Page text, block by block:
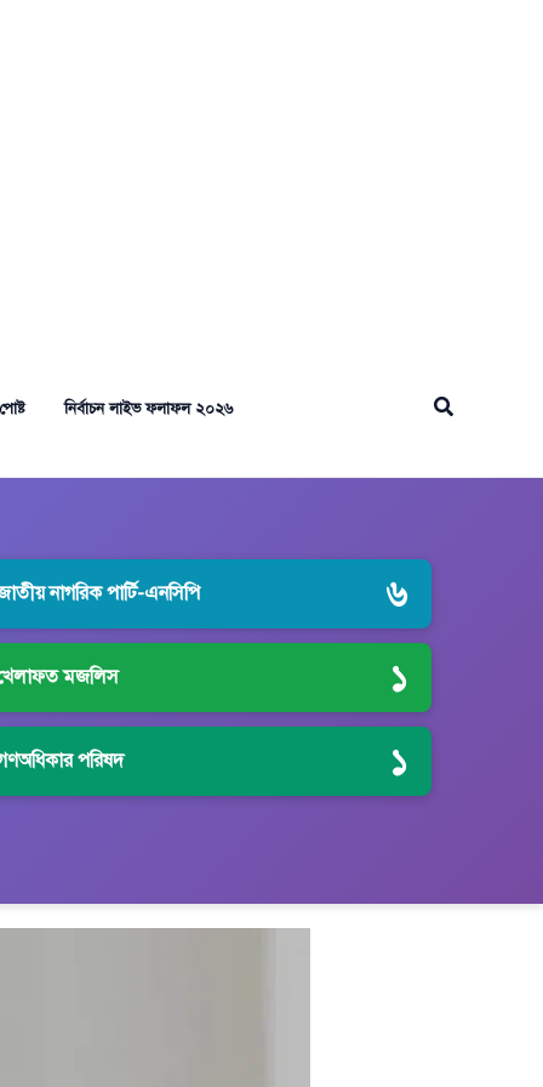
নির্বাচন লাইভ ফলাফল ২০২৬ Search
নাগরিক পার্টি-এনসিপি ৬
মজলিস ১
পরিষদ ১